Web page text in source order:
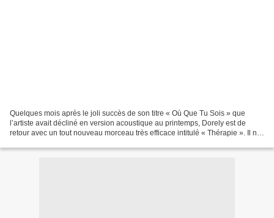
Quelques mois après le joli succès de son titre « Où Que Tu Sois » que
l’artiste avait décliné en version acoustique au printemps, Dorely est de
retour avec un tout nouveau morceau très efficace intitulé « Thérapie ». Il n’y